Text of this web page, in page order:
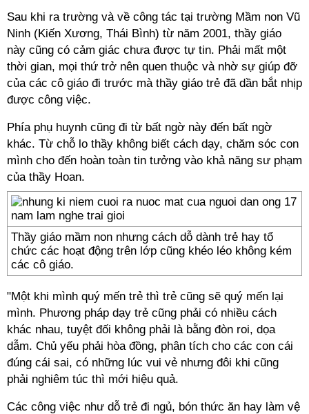
Sau khi ra trường và về công tác tại trường Mầm non Vũ
Ninh (Kiến Xương, Thái Bình) từ năm 2001, thầy giáo
này cũng có cảm giác chưa được tự tin. Phải mất một
thời gian, mọi thứ trở nên quen thuộc và nhờ sự giúp đỡ
của các cô giáo đi trước mà thầy giáo trẻ đã dần bắt nhịp
được công việc.
Phía phụ huynh cũng đi từ bất ngờ này đến bất ngờ
khác. Từ chỗ lo thầy không biết cách dạy, chăm sóc con
mình cho đến hoàn toàn tin tưởng vào khả năng sư phạm
của thầy Hoan.
Thầy giáo mầm non nhưng cách dỗ dành trẻ hay tổ
chức các hoạt động trên lớp cũng khéo léo không kém
các cô giáo.
"Một khi mình quý mến trẻ thì trẻ cũng sẽ quý mến lại
mình. Phương pháp dạy trẻ cũng phải có nhiều cách
khác nhau, tuyệt đối không phải là bằng đòn roi, dọa
dẫm. Chủ yếu phải hòa đồng, phân tích cho các con cái
đúng cái sai, có những lúc vui vẻ nhưng đôi khi cũng
phải nghiêm túc thì mới hiệu quả.
Các công việc như dỗ trẻ đi ngủ, bón thức ăn hay làm vệ